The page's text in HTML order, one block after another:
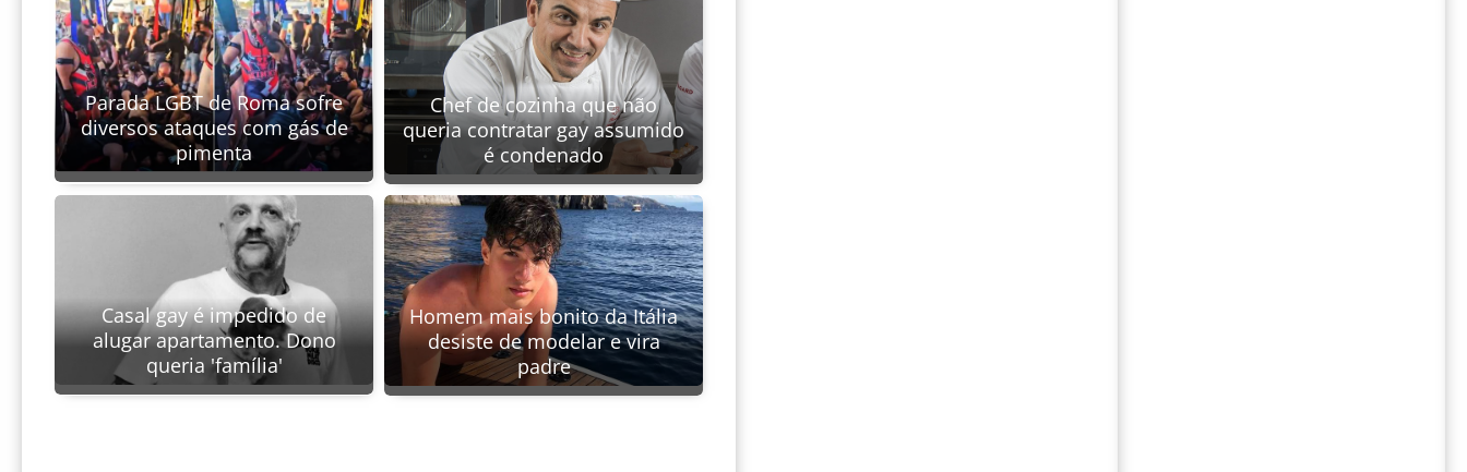
Parada LGBT de Roma sofre
diversos ataques com gás de
pimenta
Chef de cozinha que não
queria contratar gay assumido
é condenado
Casal gay é impedido de
alugar apartamento. Dono
queria 'família'
Homem mais bonito da Itália
desiste de modelar e vira
padre